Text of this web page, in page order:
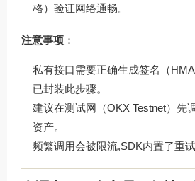
格）验证网络通畅。
注意事项 ：
私有接口需要正确生成签名（
已封装此步骤。
建议在测试网（OKX Testnet）先
资产。
频繁调用会被限流,SDK内置了重试